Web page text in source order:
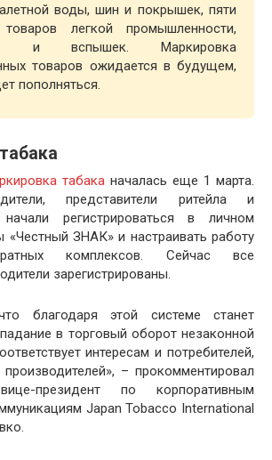
воды, шин и покрышек, пяти
товаров легкой промышленности,
и вспышек. Маркировка
товаров ожидается в будущем,
пополняться.
табака началась еще 1 марта.
представители ритейла и
регистрироваться в личном
«Честный ЗНАК» и настраивать работу
комплексов. Сейчас все
зарегистрированы.
благодаря этой системе станет
в торговый оборот незаконной
интересам и потребителей,
– прокомментировал
президент по корпоративным
Japan Tobacco International